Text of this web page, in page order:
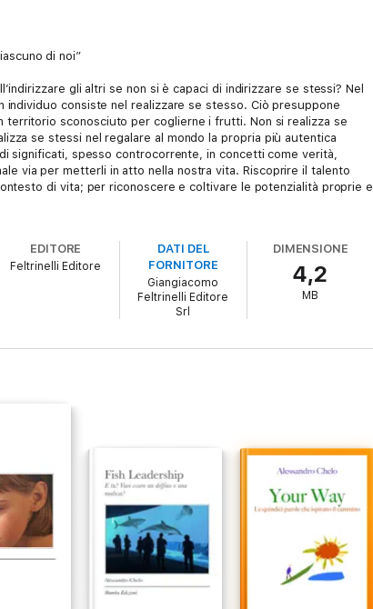
di noi”
gli altri se non si è capaci di indirizzare se stessi? Nel
consiste nel realizzare se stesso. Ciò presuppone
sconosciuto per coglierne i frutti. Non si realizza se
se stessi nel regalare al mondo la propria più autentica
significati, spesso controcorrente, in concetti come verità,
via per metterli in atto nella nostra vita. Riscoprire il talento
di vita; per riconoscere e coltivare le potenzialità proprie e
EDITORE
Feltrinelli Editore
DATI DEL
FORNITORE
Giangiacomo
Feltrinelli Editore
Srl
DIMENSIONE
4,2
MB